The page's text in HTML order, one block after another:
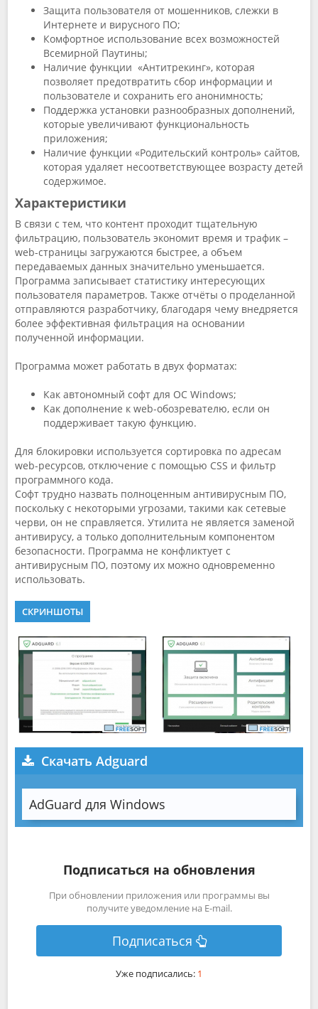
Защита пользователя от мошенников, слежки в
Интернете и вирусного ПО;
Комфортное использование всех возможностей
Всемирной Паутины;
Наличие функции «Антитрекинг», которая
позволяет предотвратить сбор информации и
пользователе и сохранить его анонимность;
Поддержка установки разнообразных дополнений,
которые увеличивают функциональность
приложения;
Наличие функции «Родительский контроль» сайтов,
которая удаляет несоответствующее возрасту детей
содержимое.
Характеристики
В связи с тем, что контент проходит тщательную
фильтрацию, пользователь экономит время и трафик –
web-страницы загружаются быстрее, а объем
передаваемых данных значительно уменьшается.
Программа записывает статистику интересующих
пользователя параметров. Также отчёты о проделанной
отправляются разработчику, благодаря чему внедряется
более эффективная фильтрация на основании
полученной информации.
Программа может работать в двух форматах:
Как автономный софт для ОС Windows;
Как дополнение к web-обозревателю, если он
поддерживает такую функцию.
Для блокировки используется сортировка по адресам
web-ресурсов, отключение с помощью CSS и фильтр
программного кода.
Софт трудно назвать полноценным антивирусным ПО,
поскольку с некоторыми угрозами, такими как сетевые
черви, он не справляется. Утилита не является заменой
антивирусу, а только дополнительным компонентом
безопасности. Программа не конфликтует с
антивирусным ПО, поэтому их можно одновременно
использовать.
СКРИНШОТЫ
Скачать Adguard
AdGuard для Windows
Подписаться на обновления
При обновлении приложения или программы вы
получите уведомление на E-mail.
Подписаться
Уже подписались: 1